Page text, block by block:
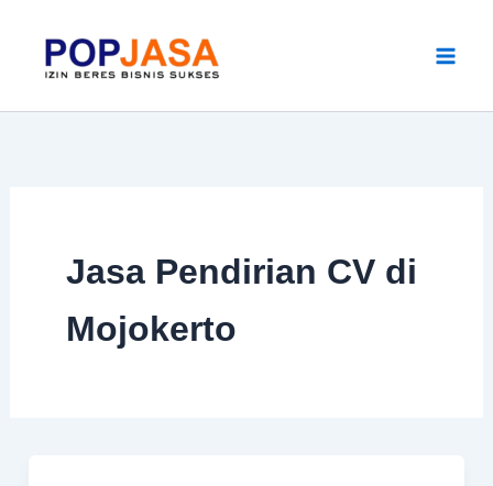
content
Jasa Pendirian CV di
Mojokerto